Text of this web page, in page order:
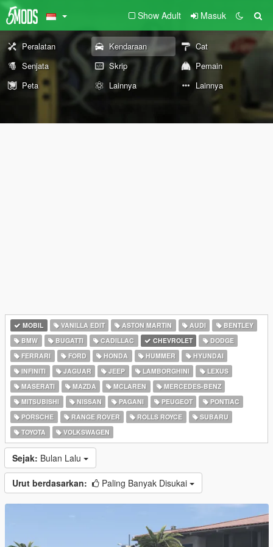
Show Adult Masuk
Peralatan Kendaraan
Cat
Senjata
Skrip
Pemain
Peta
Lainnya Lainnya
MOBIL VANILLA EDIT ASTON MARTIN AUDI
BENTLEY
BMW
BUGATTI CADILLAC CHEVROLET
DODGE
FERRARI
FORD HONDA HUMMER
HYUNDAI
INFINITI
JAGUAR JEEP LAMBORGHINI
LEXUS
MASERATI
MAZDA MCLAREN
MERCEDES-BENZ
MITSUBISHI
NISSAN PAGANI PEUGEOT
PONTIAC
PORSCHE
RANGE ROVER ROLLS ROYCE
SUBARU
TOYOTA
VOLKSWAGEN
Sejak: Bulan Lalu
Urut berdasarkan: Paling Banyak Disukai